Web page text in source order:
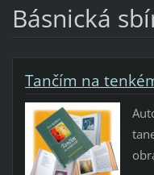
Básnická
Tančím na